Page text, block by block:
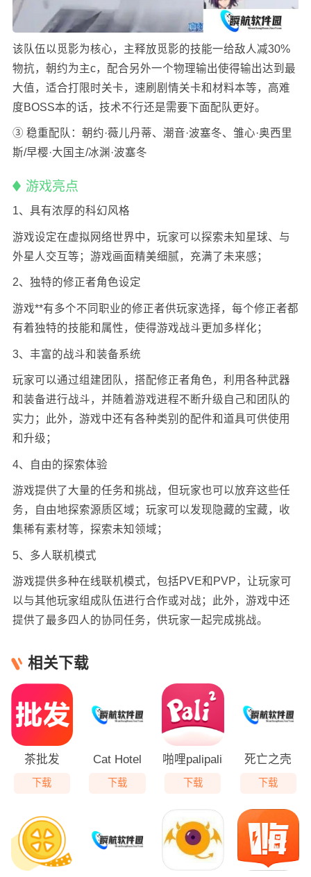
该队伍以觅影为核心，主释放觅影的技能一给敌人减30%
物抗，朝约为主c，配合另外一个物理输出使得输出达到最
大值，适合打限时关卡，速刷剧情关卡和材料本等，高难
度BOSS本的话，技术不行还是需要下面配队更好。
③ 稳重配队：朝约·薇儿丹蒂、潮音·波塞冬、雏心·奥西里
斯/早樱·大国主/冰渊·波塞冬
游戏亮点
1、具有浓厚的科幻风格
游戏设定在虚拟网络世界中，玩家可以探索未知星球、与
外星人交互等；游戏画面精美细腻，充满了未来感；
2、独特的修正者角色设定
游戏**有多个不同职业的修正者供玩家选择，每个修正者都
有着独特的技能和属性，使得游戏战斗更加多样化；
3、丰富的战斗和装备系统
玩家可以通过组建团队，搭配修正者角色，利用各种武器
和装备进行战斗，并随着游戏进程不断升级自己和团队的
实力；此外，游戏中还有各种类别的配件和道具可供使用
和升级；
4、自由的探索体验
游戏提供了大量的任务和挑战，但玩家也可以放弃这些任
务，自由地探索源质区域；玩家可以发现隐藏的宝藏，收
集稀有素材等，探索未知领域；
5、多人联机模式
游戏提供多种在线联机模式，包括PVE和PVP，让玩家可
以与其他玩家组成队伍进行合作或对战；此外，游戏中还
提供了最多四人的协同任务，供玩家一起完成挑战。
相关下载
茶批发
下载
Cat Hotel
下载
啪哩palipali轻量版
下载
死亡之壳
下载